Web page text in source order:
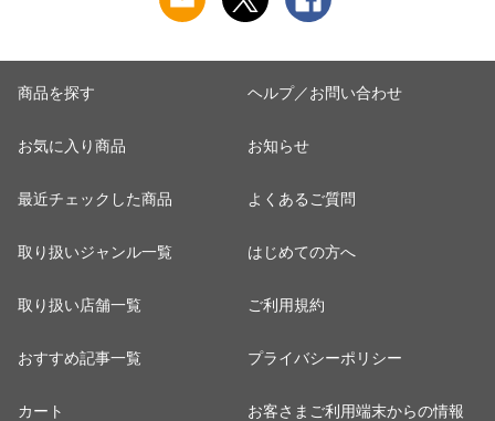
商品を探す
お気に入り商品
最近チェックした商品
取り扱いジャンル一覧
取り扱い店舗一覧
おすすめ記事一覧
カート
ヘルプ／お問い合わせ
お知らせ
よくあるご質問
はじめての方へ
ご利用規約
プライバシーポリシー
お客さまご利用端末からの情報